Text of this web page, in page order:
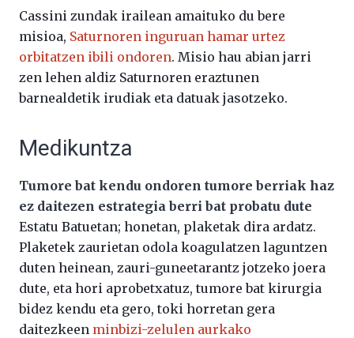
Cassini zundak irailean amaituko du bere
misioa, Saturnoren inguruan hamar urtez
orbitatzen ibili ondoren. Misio hau abian jarri
zen lehen aldiz Saturnoren eraztunen
barnealdetik irudiak eta datuak jasotzeko.
Medikuntza
Tumore bat kendu ondoren tumore berriak haz
ez daitezen estrategia berri bat probatu dute
Estatu Batuetan; honetan, plaketak dira ardatz.
Plaketek zaurietan odola koagulatzen laguntzen
duten heinean, zauri-guneetarantz jotzeko joera
dute, eta hori aprobetxatuz, tumore bat kirurgia
bidez kendu eta gero, toki horretan gera
daitezkeen minbizi-zelulen aurkako